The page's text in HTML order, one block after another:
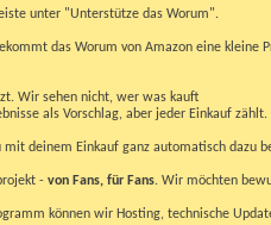
unter "Unterstütze das Worum".
das Worum von Amazon eine kleine
Wir sehen nicht, wer was kauft
als Vorschlag, aber jeder Einkauf
deinem Einkauf ganz automatisch dazu
- von Fans, für Fans. Wir möchten
können wir Hosting, technische